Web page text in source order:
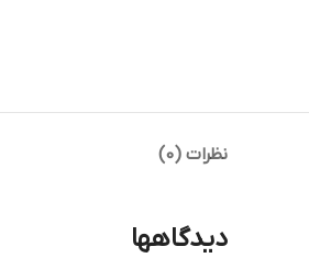
نظرات (0)
دیدگاهها